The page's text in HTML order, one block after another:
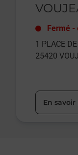
Fermé -
1 PLACE
25420
En savoir